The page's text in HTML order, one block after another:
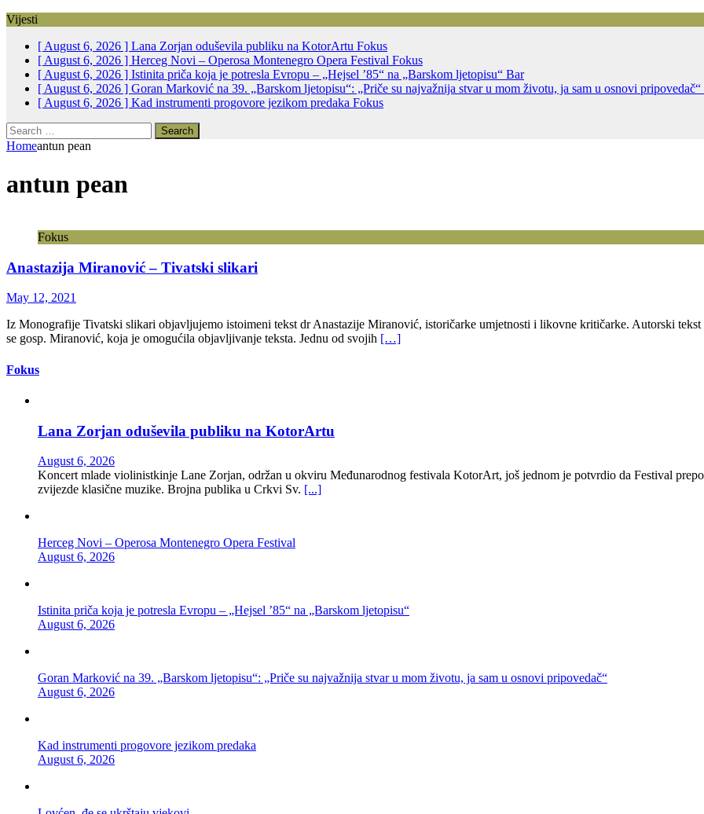
Vijesti
[ August 6, 2026 ] Lana Zorjan oduševila publiku na KotorArtu Fokus
[ August 6, 2026 ] Herceg Novi – Operosa Montenegro Opera Festival Fokus
[ August 6, 2026 ] Istinita priča koja je potresla Evropu – „Hejsel ’85“ na „Barskom ljetopisu“ Bar
[ August 6, 2026 ] Goran Marković na 39. „Barskom ljetopisu“: „Priče su najvažnija stvar u mom životu, ja sam u osnovi pripovedač“
[ August 6, 2026 ] Kad instrumenti progovore jezikom predaka Fokus
Search
for:
Homeantun pean
antun pean
Fokus
Anastazija Miranović – Tivatski slikari
May 12, 2021
Iz Monografije Tivatski slikari objavljujemo istoimeni tekst dr Anastazije Miranović, istoričarke umjetnosti i likovne kritičarke. Autorski
se gosp. Miranović, koja je omogućila objavljivanje teksta. Jednu od svojih […]
Fokus
Lana Zorjan oduševila publiku na KotorArtu
August 6, 2026
Koncert mlade violinistkinje Lane Zorjan, održan u okviru Međunarodnog festivala KotorArt, još jednom je potvrdio da Festival
zvijezde klasične muzike. Brojna publika u Crkvi Sv. [...]
Herceg Novi – Operosa Montenegro Opera Festival
August 6, 2026
Istinita priča koja je potresla Evropu – „Hejsel ’85“ na „Barskom ljetopisu“
August 6, 2026
Goran Marković na 39. „Barskom ljetopisu“: „Priče su najvažnija stvar u mom životu, ja sam u osnovi pripovedač“
August 6, 2026
Kad instrumenti progovore jezikom predaka
August 6, 2026